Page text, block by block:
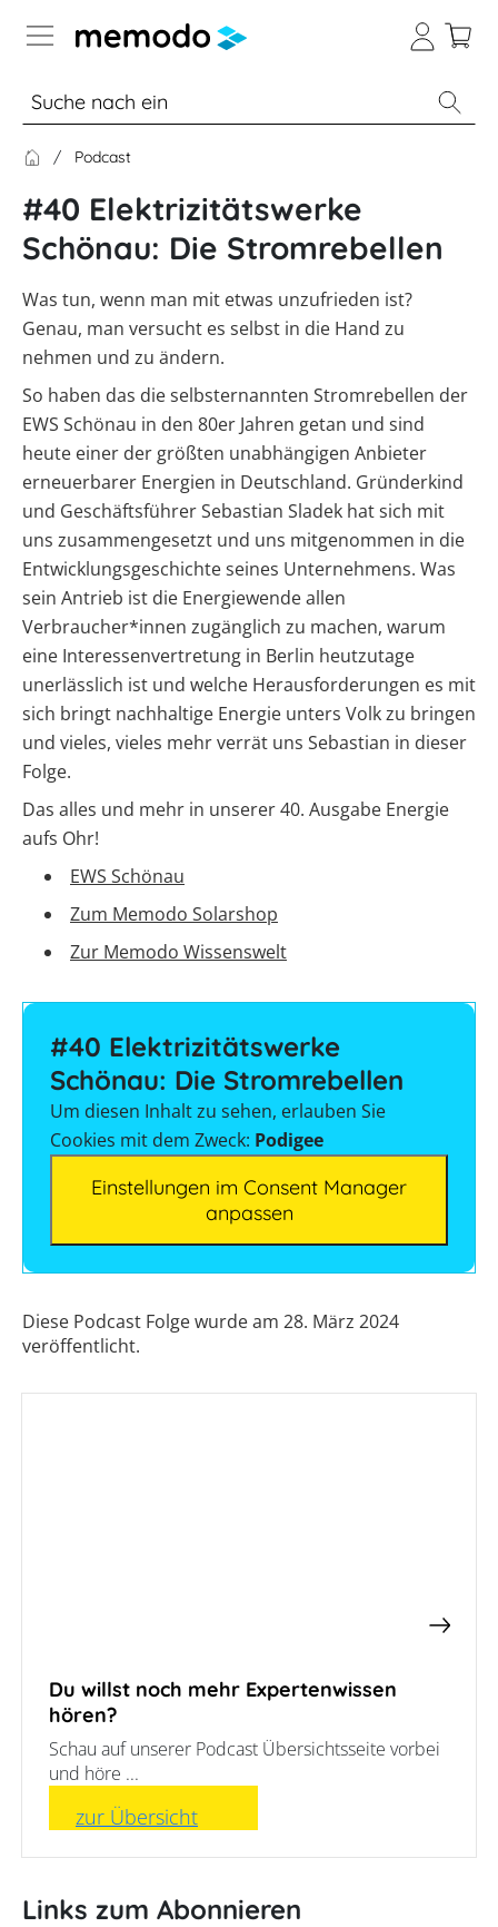
Expertenwissen
Photovoltaik-Wissen
Übersicht
Themenbereiche
PV-
Anlagen
Module
Heimspeicher
Großprojekte
Wechselrichter
Unterkonstruktionen
Übersicht
Kataloge
&
Freigabelisten
Förderung
Österreich
Ratgeber
zu
Förderungen
Alle
Werkzeuge
entdecken
Sonstiges
Wiki
sich
ein
Gewerbespeicher?
Unabhängigkeitsrechner
Sektorenkopplung
Wärme-Wissen
Übersicht
Themenbereiche
Heizungs-
Wärmepumpen
Brauchwasser-
Wärmepumpen
Heizstäbe
Infrarotheizsysteme
Werkzeuge
Übersicht
Kataloge
Vergleiche
&
Freigabelisten
zu
Förderungen
Alle
Werkzeuge
Wärmepumpen
Welt
Übersicht
PV-
Anlage
mit
Wärmepumpe
planen
Faktoren
für
die
Wärmepumpen
Lohnt
eine
Wasser-
Vorteile
einer
Wärmepumpe?
E-Mobility-Wissen
Übersicht
Themenbereiche
Ladestationen
Werkzeuge
Übersicht
Produkt-
Kataloge
Wallbox-
/
Ladesäulen-
Vergleich
Alle
Werkzeuge
entdecken
News
Podcast
Werkzeuge
Übersicht
Unterstützung
für
deinen
Installateursalltag
Photovoltaik-
Förderung
Österreich
Memodo-
Vergleiche
&
Freigabelisten
Erfassungsbögen
Wallbox-
PV-
Auslegungstools
Unabhängigkeitsrechner
Online-Shop
Österreich
Podcast
#40 Elektrizitätswerke
Schönau: Die Stromrebellen
Was tun, wenn man mit etwas unzufrieden ist?
Genau, man versucht es selbst in die Hand zu
nehmen und zu ändern.
So haben das die selbsternannten Stromrebellen der
EWS Schönau in den 80er Jahren getan und sind
heute einer der größten unabhängigen Anbieter
erneuerbarer Energien in Deutschland. Gründerkind
und Geschäftsführer Sebastian Sladek hat sich mit
uns zusammengesetzt und uns mitgenommen in die
Entwicklungsgeschichte seines Unternehmens. Was
sein Antrieb ist die Energiewende allen
Verbraucher*innen zugänglich zu machen, warum
eine Interessenvertretung in Berlin heutzutage
unerlässlich ist und welche Herausforderungen es mit
sich bringt nachhaltige Energie unters Volk zu bringen
und vieles, vieles mehr verrät uns Sebastian in dieser
Folge.
Das alles und mehr in unserer 40. Ausgabe Energie
aufs Ohr!
EWS Schönau
Zum Memodo Solarshop
Zur Memodo Wissenswelt
#40 Elektrizitätswerke
Schönau: Die Stromrebellen
Um diesen Inhalt zu sehen, erlauben Sie
Cookies mit dem Zweck: Podigee
Einstellungen im Consent Manager
anpassen
Diese Podcast Folge wurde am 28. März 2024
veröffentlicht.
Du willst noch mehr Expertenwissen
hören?
Schau auf unserer Podcast Übersichtsseite vorbei
und höre ...
zur Übersicht
Links zum Abonnieren